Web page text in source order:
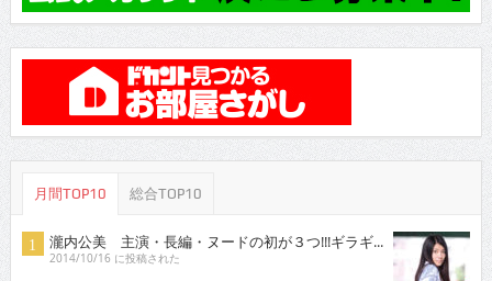
月間TOP10 総合TOP10
瀧内公美 主演・長編・ヌードの初が３つ!!!ギラギ...
2014/10/16 に投稿された